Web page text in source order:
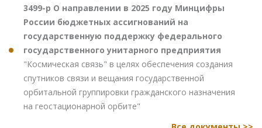
3499-р О направлении в 2025 году Минцифры
России бюджетных ассигнований на
государственную поддержку федерального
государственного унитарного предприятия
"Космическая связь" в целях обеспечения создания
спутников связи и вещания государственной
орбитальной группировки гражданского назначения
на геостационарной орбите"